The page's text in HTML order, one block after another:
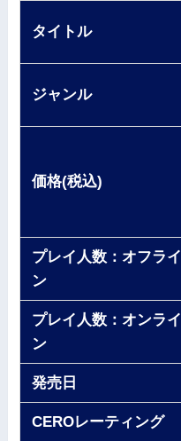
タイトル
ジャンル
価格(税込)
プレイ人数：オフライ
ン
プレイ人数：オンライ
ン
発売日
CEROレーティング